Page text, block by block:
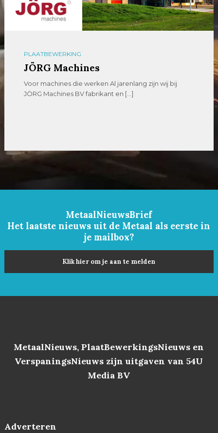
PLAATBEWERKING
JÖRG Machines
Voor machines die werken Al jarenlang zijn wij bij
JÖRG Machines BV fabrikant en […]
MetaalNieuwsBrief
Het laatste nieuws uit de Metaal als eerste in
je mailbox?
Klik hier om je aan te melden
MetaalNieuws, PlaatBewerkingsNieuws en
VerspaningsNieuws zijn uitgaven van 54U
Media BV
Adverteren